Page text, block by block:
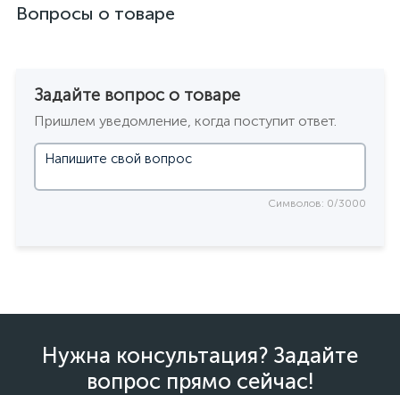
Вопросы о товаре
Задайте вопрос о товаре
Пришлем уведомление, когда поступит ответ.
Символов: 0/3000
Нужна консультация? Задайте
вопрос прямо сейчас!